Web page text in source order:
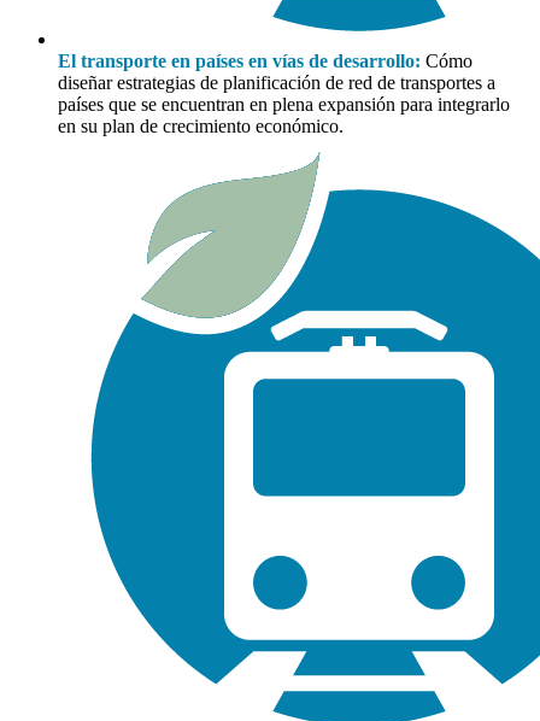
El transporte en países en vías de desarrollo: Cómo
diseñar estrategias de planificación de red de transportes a
países que se encuentran en plena expansión para integrarlo
en su plan de crecimiento económico.